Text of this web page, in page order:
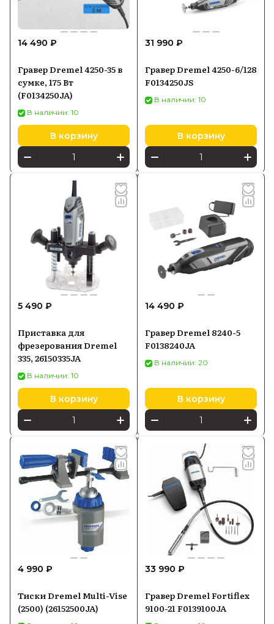
14 490 ₽
Гравер Dremel 4250-35 в
сумке, 175 Вт
(F0134250JA)
В наличии: 10
В корзину
31 990 ₽
Гравер Dremel 4250-6/128
F0134250JS
В наличии: 10
В корзину
5 490 ₽
Приставка для
фрезерования Dremel
335, 26150335JA
В наличии: 10
В корзину
14 490 ₽
Гравер Dremel 8240-5
F0138240JA
В наличии: 20
В корзину
4 990 ₽
Тиски Dremel Multi-Vise
(2500) (26152500JA)
33 990 ₽
Гравер Dremel Fortiflex
9100-21 F0139100JA